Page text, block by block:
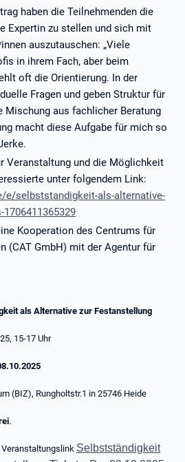
haben die Teilnehmenden die
Expertin zu stellen und sich mit
auszutauschen: „Viele
in ihrem Fach, aber beim
oft die Orientierung. In der
Fragen und geben Struktur für
Mischung aus fachlicher Beratung
macht diese Aufgabe für mich so
Veranstaltung und die Möglichkeit
unter folgendem Link:
e/selbststandigkeit-als-alternative-
Kooperation des Centrums für
(CAT GmbH) mit der Agentur für
als Alternative zur Festanstellung
15-17 Uhr
(BIZ), Rungholtstr.1 in 25746 Heide
.
Veranstaltungslink Selbstständigkeit